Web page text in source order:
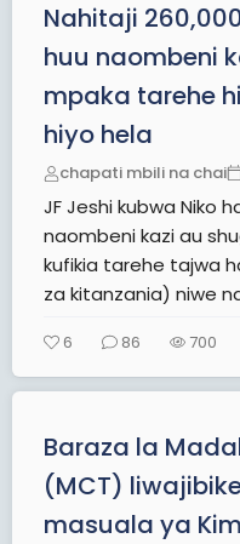
Nahitaji
huu naombeni
mpaka tarehe
hiyo hela
chapati mbili na chai
JF Jeshi kubwa Niko
naombeni kazi au
kufikia tarehe tajwa
za kitanzania) niwe
6 86 700
Baraza la
(MCT)
masuala ya